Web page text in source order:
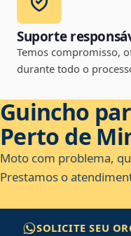
Suporte
Temos compromisso,
durante todo o
Guincho
Perto de
Moto com problema,
Prestamos o
SOLICITE SEU